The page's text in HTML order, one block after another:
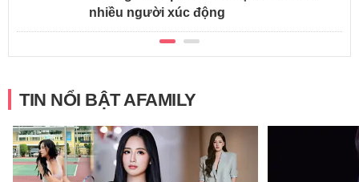
nhiều người xúc động
TIN NỔI BẬT AFAMILY